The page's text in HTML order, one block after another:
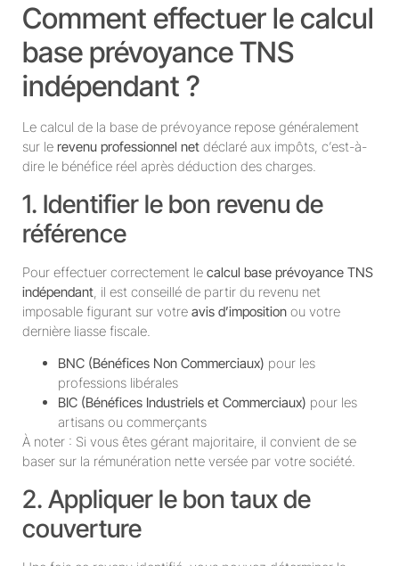
Comment effectuer le calcul
base prévoyance TNS
indépendant ?
Le calcul de la base de prévoyance repose généralement
sur le revenu professionnel net déclaré aux impôts, c’est-à-
dire le bénéfice réel après déduction des charges.
1. Identifier le bon revenu de
référence
Pour effectuer correctement le calcul base prévoyance TNS
indépendant, il est conseillé de partir du revenu net
imposable figurant sur votre avis d’imposition ou votre
dernière liasse fiscale.
BNC (Bénéfices Non Commerciaux) pour les
professions libérales
BIC (Bénéfices Industriels et Commerciaux) pour les
artisans ou commerçants
À noter : Si vous êtes gérant majoritaire, il convient de se
baser sur la rémunération nette versée par votre société.
2. Appliquer le bon taux de
couverture